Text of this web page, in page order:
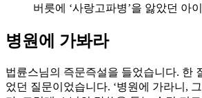
버릇에 ‘사랑고파병’을 앓았던 아
병원에 가봐라
법륜스님의 즉문즉설을 들었습니다. 한
었던 질문이었습니다. ‘병원에 가라니,